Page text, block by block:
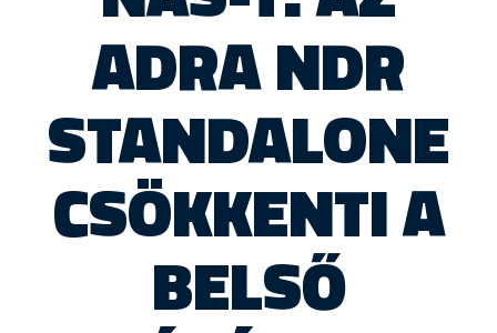
ADRA NDR
STANDALONE
CSÖKKENTI A
BELSŐ